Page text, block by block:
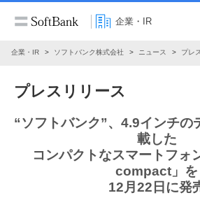
企業・IR
企業・IR ソフトバンク株式会社 ニュース プレ
プレスリリース
“ソフトバンク”、4.9インチの
載した
コンパクトなスマートフォ
compact」を
12月22日に発